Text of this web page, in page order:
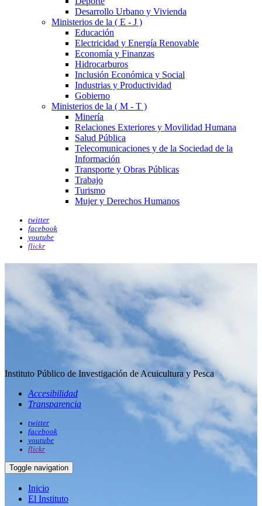
Desarrollo Urbano y Vivienda
Ministerios de la ( E - J )
Educación
Electricidad y Energía Renovable
Economía y Finanzas
Hidrocarburos
Inclusión Económica y Social
Industrias y Productividad
Gobierno
Ministerios de la ( M - T )
Minería
Relaciones Exteriores y Movilidad Humana
Salud Pública
Telecomunicaciones y de la Sociedad de la
Información
Transporte y Obras Públicas
Trabajo
Turismo
Mujer y Derechos Humanos
twitter
facebook
youtube
flickr
Instituto Público de Investigación de Acuicultura y Pesca
Accesibilidad
Transparencia
twitter
facebook
youtube
flickr
Toggle navigation
Inicio
El Instituto